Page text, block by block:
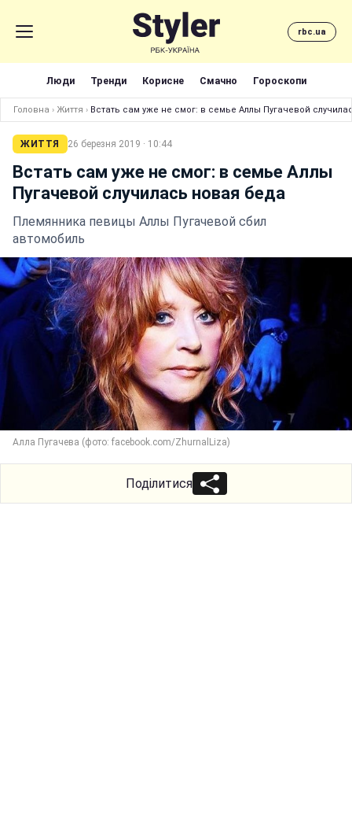
rbc.ua
Люди Тренди Корисне Смачно Гороскопи
Головна › Життя › Встать сам уже не смог: в семье Аллы Пугачевой
ЖИТТЯ 26 березня 2019 · 10:44
Встать сам уже не смог: в семье Аллы
Пугачевой случилась новая беда
Племянника певицы Аллы Пугачевой сбил
автомобиль
Алла Пугачева (фото: facebook.com/ZhurnalLiza)
Поділитися